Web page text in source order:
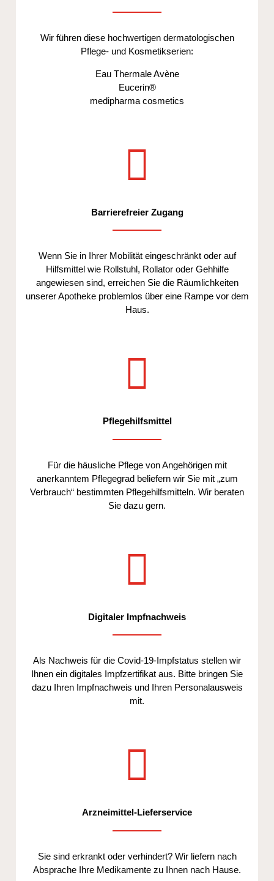
Wir führen diese hochwertigen dermatologischen
Pflege- und Kosmetikserien:
Eau Thermale Avène
Eucerin®
medipharma cosmetics
Barrierefreier Zugang
Wenn Sie in Ihrer Mobilität eingeschränkt oder auf
Hilfsmittel wie Rollstuhl, Rollator oder Gehhilfe
angewiesen sind, erreichen Sie die Räumlichkeiten
unserer Apotheke problemlos über eine Rampe vor dem
Haus.
Pflegehilfsmittel
Für die häusliche Pflege von Angehörigen mit
anerkanntem Pflegegrad beliefern wir Sie mit „zum
Verbrauch“ bestimmten Pflegehilfsmitteln. Wir beraten
Sie dazu gern.
Digitaler Impfnachweis
Als Nachweis für die Covid-19-Impfstatus stellen wir
Ihnen ein digitales Impfzertifikat aus. Bitte bringen Sie
dazu Ihren Impfnachweis und Ihren Personalausweis
mit.
Arzneimittel-Lieferservice
Sie sind erkrankt oder verhindert? Wir liefern nach
Absprache Ihre Medikamente zu Ihnen nach Hause.